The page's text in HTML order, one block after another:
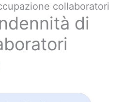
collaboratori
di